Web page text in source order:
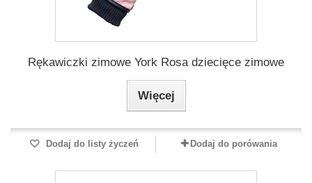
Rękawiczki zimowe York Rosa dziecięce zimowe
Więcej
Dodaj do listy życzeń Dodaj do porówania